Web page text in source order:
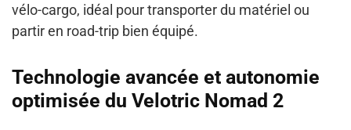
vélo-cargo, idéal pour transporter du matériel ou
partir en road-trip bien équipé.
Technologie avancée et autonomie
optimisée du Velotric Nomad 2